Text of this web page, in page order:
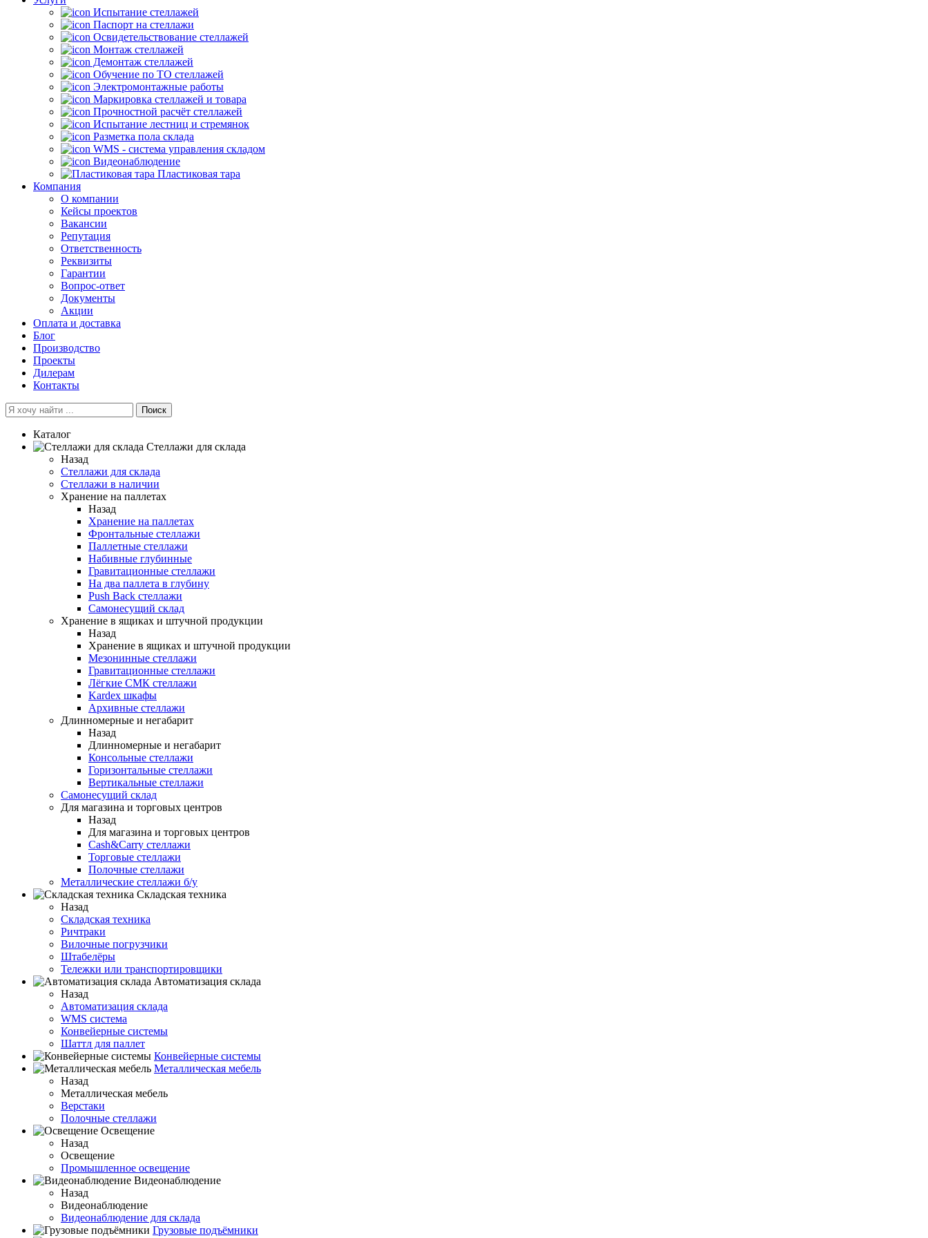
Испытание стеллажей
Паспорт на стеллажи
Освидетельствование стеллажей
Монтаж стеллажей
Демонтаж стеллажей
Обучение по ТО стеллажей
Электромонтажные работы
Маркировка стеллажей и товара
Прочностной расчёт стеллажей
Испытание лестниц и стремянок
Разметка пола склада
WMS - система управления складом
Видеонаблюдение
Пластиковая тара
Компания
О компании
Кейсы проектов
Вакансии
Репутация
Ответственность
Реквизиты
Гарантии
Вопрос-ответ
Документы
Акции
Оплата и доставка
Блог
Производство
Проекты
Дилерам
Контакты
Поиск
Каталог
Cтеллажи для склада
Назад
Cтеллажи для склада
Стеллажи в наличии
Хранение на паллетах
Назад
Хранение на паллетах
Фронтальные стеллажи
Паллетные стеллажи
Набивные глубинные
Гравитационные стеллажи
На два паллета в глубину
Push Back стеллажи
Самонесущий склад
Хранение в ящиках и штучной продукции
Назад
Хранение в ящиках и штучной продукции
Мезонинные стеллажи
Гравитационные стеллажи
Лёгкие СМК стеллажи
Kardex шкафы
Архивные стеллажи
Длинномерные и негабарит
Назад
Длинномерные и негабарит
Консольные стеллажи
Горизонтальные стеллажи
Вертикальные стеллажи
Самонесущий склад
Для магазина и торговых центров
Назад
Для магазина и торговых центров
Cash&Carry стеллажи
Торговые стеллажи
Полочные стеллажи
Металлические стеллажи б/у
Складская техника
Назад
Складская техника
Ричтраки
Вилочные погрузчики
Штабелёры
Тележки или транспортировщики
Автоматизация склада
Назад
Автоматизация склада
WMS система
Конвейерные системы
Шаттл для паллет
Конвейерные системы
Металлическая мебель
Назад
Металлическая мебель
Верстаки
Полочные стеллажи
Освещение
Назад
Освещение
Промышленное освещение
Видеонаблюдение
Назад
Видеонаблюдение
Видеонаблюдение для склада
Грузовые подъёмники